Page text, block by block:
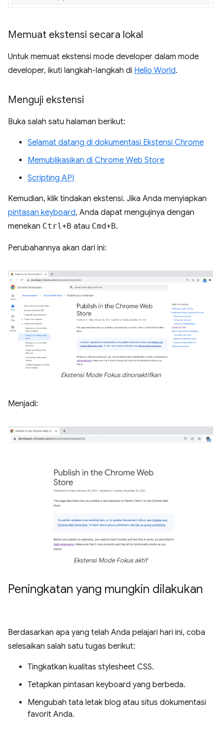
Memuat ekstensi secara lokal
Untuk memuat ekstensi mode developer dalam mode
developer, ikuti langkah-langkah di Hello World.
Menguji ekstensi
Buka salah satu halaman berikut:
Selamat datang di dokumentasi Ekstensi Chrome
Memublikasikan di Chrome Web Store
Scripting API
Kemudian, klik tindakan ekstensi. Jika Anda menyiapkan
pintasan keyboard, Anda dapat mengujinya dengan
menekan Ctrl +B atau Cmd+B.
Perubahannya akan dari ini:
Ekstensi Mode Fokus dinonaktifkan
Menjadi:
Ekstensi Mode Fokus aktif
Peningkatan yang mungkin dilakukan
Berdasarkan apa yang telah Anda pelajari hari ini, coba
selesaikan salah satu tugas berikut:
Tingkatkan kualitas stylesheet CSS.
Tetapkan pintasan keyboard yang berbeda.
Mengubah tata letak blog atau situs dokumentasi
favorit Anda.